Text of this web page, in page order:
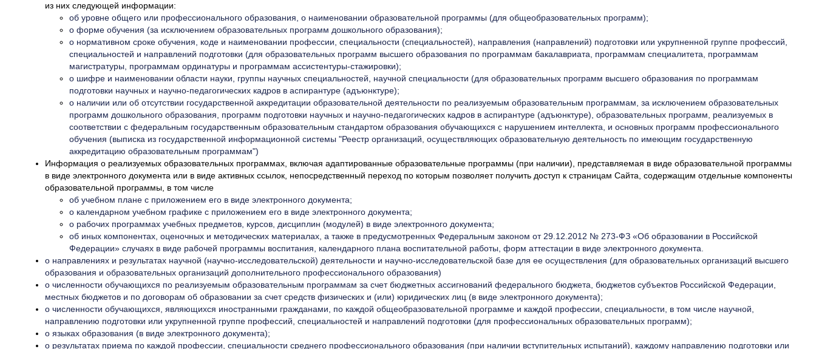
из них следующей информации:
об уровне общего или профессионального образования, о наименовании образовательной программы (для общеобразовательных программ);
о форме обучения (за исключением образовательных программ дошкольного образования);
о нормативном сроке обучения, коде и наименовании профессии, специальности (специальностей), направления (направлений) подготовки или укрупненной группе профессий,
специальностей и направлений подготовки (для образовательных программ высшего образования по программам бакалавриата, программам специалитета, программам
магистратуры, программам ординатуры и программам ассистентуры-стажировки);
о шифре и наименовании области науки, группы научных специальностей, научной специальности (для образовательных программ высшего образования по программам
подготовки научных и научно-педагогических кадров в аспирантуре (адъюнктуре);
о наличии или об отсутствии государственной аккредитации образовательной деятельности по реализуемым образовательным программам, за исключением образовательных
программ дошкольного образования, программ подготовки научных и научно-педагогических кадров в аспирантуре (адъюнктуре), образовательных программ, реализуемых в
соответствии с федеральным государственным образовательным стандартом образования обучающихся с нарушением интеллекта, и основных программ профессионального
обучения (выписка из государственной информационной системы "Реестр организаций, осуществляющих образовательную деятельность по имеющим государственную
аккредитацию образовательным программам")
Информация о реализуемых образовательных программах, включая адаптированные образовательные программы (при наличии), представляемая в виде образовательной программы
в виде электронного документа или в виде активных ссылок, непосредственный переход по которым позволяет получить доступ к страницам Сайта, содержащим отдельные компоненты
образовательной программы, в том числе
об учебном плане с приложением его в виде электронного документа;
о календарном учебном графике с приложением его в виде электронного документа;
о рабочих программах учебных предметов, курсов, дисциплин (модулей) в виде электронного документа;
об иных компонентах, оценочных и методических материалах, а также в предусмотренных Федеральным законом от 29.12.2012 № 273-ФЗ «Об образовании в Российской
Федерации» случаях в виде рабочей программы воспитания, календарного плана воспитательной работы, форм аттестации в виде электронного документа.
о направлениях и результатах научной (научно-исследовательской) деятельности и научно-исследовательской базе для ее осуществления (для образовательных организаций высшего
образования и образовательных организаций дополнительного профессионального образования)
о численности обучающихся по реализуемым образовательным программам за счет бюджетных ассигнований федерального бюджета, бюджетов субъектов Российской Федерации,
местных бюджетов и по договорам об образовании за счет средств физических и (или) юридических лиц (в виде электронного документа);
о численности обучающихся, являющихся иностранными гражданами, по каждой общеобразовательной программе и каждой профессии, специальности, в том числе научной,
направлению подготовки или укрупненной группе профессий, специальностей и направлений подготовки (для профессиональных образовательных программ);
о языках образования (в виде электронного документа);
о результатах приема по каждой профессии, специальности среднего профессионального образования (при наличии вступительных испытаний), каждому направлению подготовки или